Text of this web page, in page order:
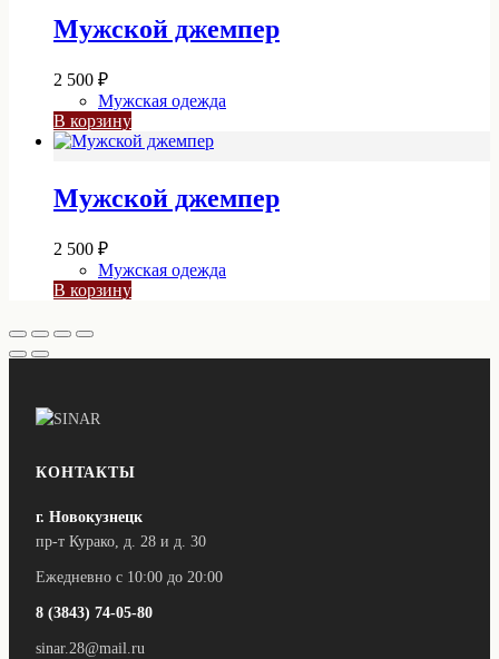
Мужской джемпер
2 500 ₽
Мужская одежда
В корзину
Мужской джемпер
2 500 ₽
Мужская одежда
В корзину
КОНТАКТЫ
г. Новокузнецк
пр-т Курако, д. 28 и д. 30
Ежедневно с 10:00 до 20:00
8 (3843) 74-05-80
sinar.28@mail.ru